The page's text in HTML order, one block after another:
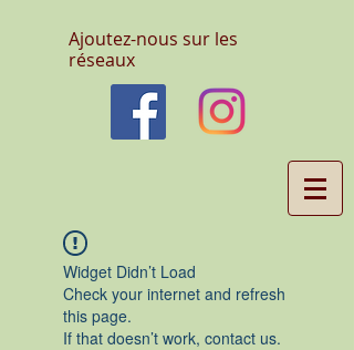
Ajoutez-nous sur les
réseaux
Widget Didn’t Load
Check your internet and refresh
this page.
If that doesn’t work, contact us.